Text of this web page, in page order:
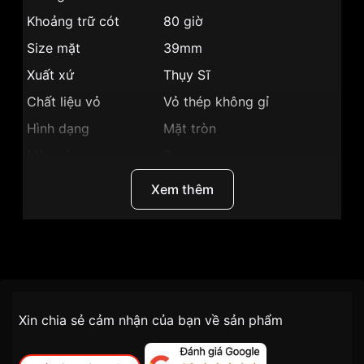
Khoảng trữ cót
80 giờ
Size mặt
39mm
Xuất xứ
Thụy Sĩ
Chất liệu vỏ
Vỏ thép không gỉ
Hình dạng
Mặt tròn
Trẻ trung, cá tính
Lịch ngày, Giờ, phút, giây
Xem thêm
SKU C035.407.11.037.00
tiện lợi –
nhanh chóng – minh bạch
Xin chia sẻ cảm nhận của bạn về sản phẩm